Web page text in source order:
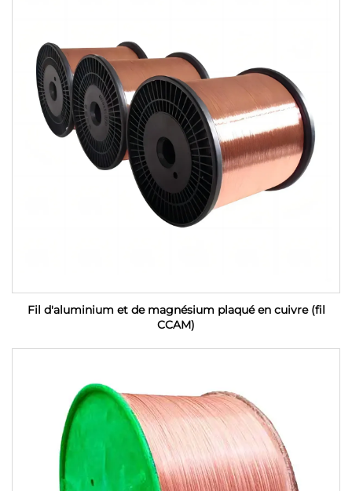
Fil d'aluminium et de magnésium plaqué en cuivre (fil
CCAM)